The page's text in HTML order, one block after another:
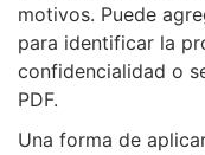
motivos. Puede
para identificar la
confidencialidad o
PDF.
Una forma de